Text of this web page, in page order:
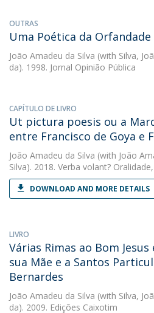
OUTRAS
Uma Poética da Orfandade
João Amadeu da Silva (with Silva,
da). 1998. Jornal Opinião Pública
CAPÍTULO DE LIVRO
Ut pictura poesis ou a
entre Francisco de Goya e
João Amadeu da Silva (with João
Silva). 2018. Verba volant?
DOWNLOAD AND MORE DETAILS
LIVRO
Várias Rimas ao Bom
sua Mãe e a Santos
Bernardes
João Amadeu da Silva (with Silva,
da). 2009. Edições Caixotim